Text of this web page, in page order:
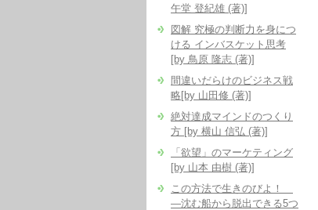
午堂 登紀雄 (著)]
図解 究極の判断力を身につ
ける インバスケット思考
[by 鳥原 隆志 (著)]
間違いだらけのビジネス戦
略[by 山田修 (著)]
絶対達成マインドのつくり
方 [by 横山 信弘 (著)]
「欲望」のマーケティング
[by 山本 由樹 (著)]
この方法で生きのびよ！
―沈む船から脱出できる5つ